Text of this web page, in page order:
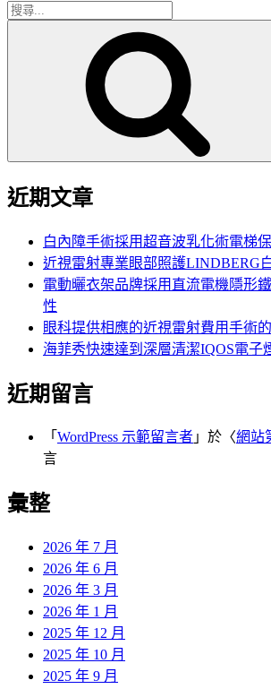
搜
近期文章
白內障手術採用超音波乳化術電梯
近視雷射專業眼部照護LINDBERG
電動曬衣架品牌採用直流電機隱形
性
眼科提供相應的近視雷射費用手術
海菲秀快速達到深層清潔IQOS電子
近期留言
「 WordPress 示範留言者 」於〈網站
言
彙整
2026 年 7 月
2026 年 6 月
2026 年 3 月
2026 年 1 月
2025 年 12 月
2025 年 10 月
2025 年 9 月